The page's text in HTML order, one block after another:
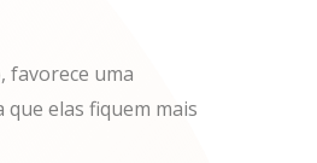
favorece uma
elas fiquem mais